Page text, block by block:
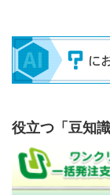
役立つ「豆知